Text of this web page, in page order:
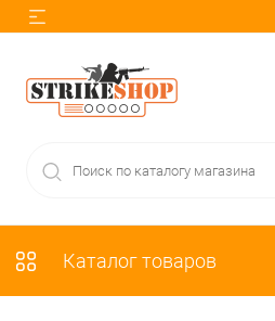
Каталог товаров